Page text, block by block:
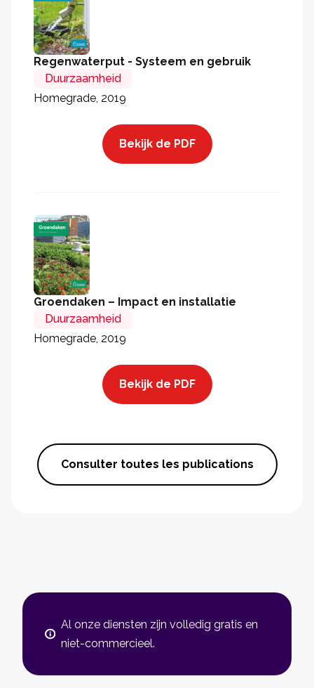
Regenwaterput - Systeem en gebruik
Duurzaamheid
Homegrade, 2019
Bekijk de PDF
Groendaken – Impact en installatie
Duurzaamheid
Homegrade, 2019
Bekijk de PDF
Consulter toutes les publications
Al onze diensten zijn volledig gratis en
niet-commercieel.